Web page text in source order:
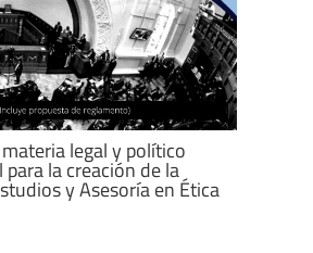
legal y político
la creación de la
y Asesoría en Ética